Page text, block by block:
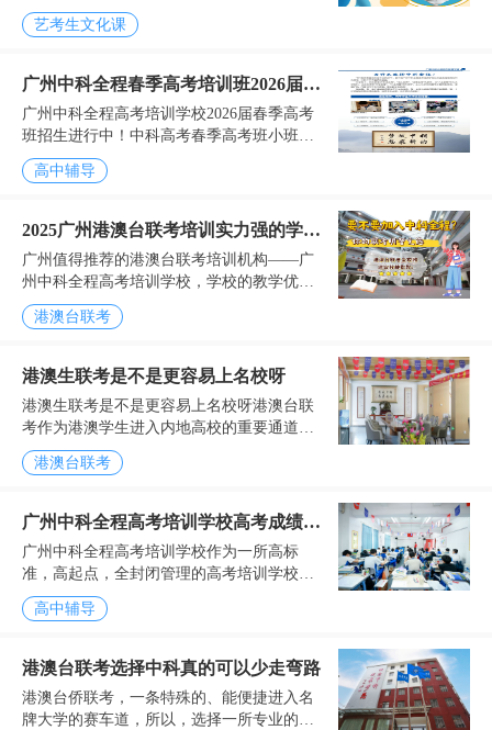
程？】：中科教育集团创办至今已有23年，
旗下的广州中科全程高考培训学校以打造高
艺考生文化课
广州中科全程春季高考培训班2026届招
生简章
广州中科全程高考培训学校2026届春季高考
班招生进行中！中科高考春季高考班小班化
教学，老师均为全职教师，长期奋战在高考
第一线，经验丰富，均擅长针对不同基础、
高中辅导
2025广州港澳台联考培训实力强的学校
推荐
广州值得推荐的港澳台联考培训机构——广
州中科全程高考培训学校，学校的教学优势
包括办学历史长，沉淀厚，2002年至今，有
二十多年的办学历史。全职教师...
港澳台联考
港澳生联考是不是更容易上名校呀
港澳生联考是不是更容易上名校呀港澳台联
考作为港澳学生进入内地高校的重要通道，
其录取机制与普通高考存在显著差异。近年
来，随着报考人数逐年攀升，港澳生通过联
港澳台联考
广州中科全程高考培训学校高考成绩亮
丽
广州中科全程高考培训学校作为一所高标
准，高起点，全封闭管理的高考培训学校，
通过多年办学沉淀，在高考培训领域上有很
好的社会口碑以及家长学生们的认可。好多
高中辅导
港澳台联考选择中科真的可以少走弯路
港澳台侨联考，一条特殊的、能便捷进入名
牌大学的赛车道，所以，选择一所专业的港